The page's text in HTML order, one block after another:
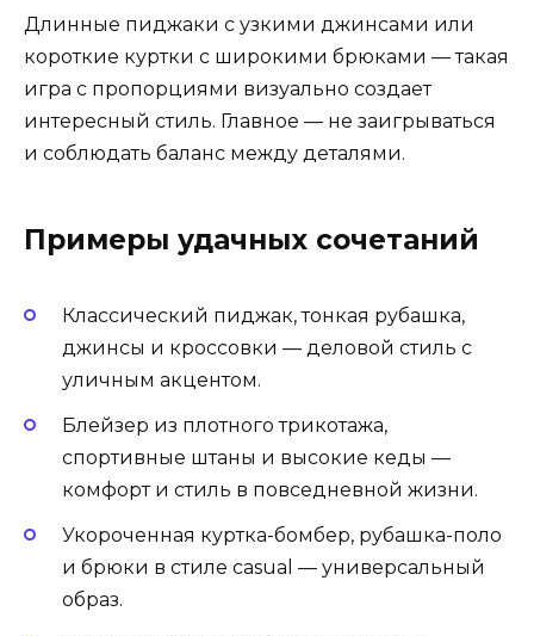
Длинные пиджаки с узкими джинсами или
короткие куртки с широкими брюками — такая
игра с пропорциями визуально создает
интересный стиль. Главное — не заигрываться
и соблюдать баланс между деталями.
Примеры удачных сочетаний
Классический пиджак, тонкая рубашка,
джинсы и кроссовки — деловой стиль с
уличным акцентом.
Блейзер из плотного трикотажа,
спортивные штаны и высокие кеды —
комфорт и стиль в повседневной жизни.
Укороченная куртка-бомбер, рубашка-поло
и брюки в стиле casual — универсальный
образ.